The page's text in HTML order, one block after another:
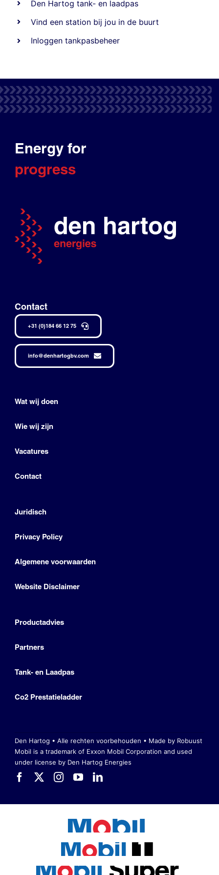
Den Hartog tank- en laadpas
Vind een station bij jou in de buurt
Inloggen tankpasbeheer
Energy for
progress
Contact
+31 (0)184 66 12 75
info@denhartogbv.com
Wat wij doen
Wie wij zijn
Vacatures
Contact
Juridisch
Privacy Policy
Algemene voorwaarden
Website Disclaimer
Productadvies
Partners
Tank- en Laadpas
Co2 Prestatieladder
Den Hartog • Alle rechten voorbehouden • Made by Robuust
Mobil is a trademark of Exxon Mobil Corporation and used
under license by Den Hartog Energies